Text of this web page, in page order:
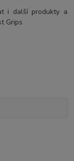
i další produkty a
Grips